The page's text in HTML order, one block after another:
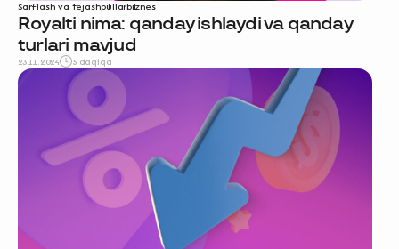
Sarflash va tejashpullarbiznes
Royalti nima: qanday ishlaydi va qanday
turlari mavjud
23.11.2024 5 daqiqa